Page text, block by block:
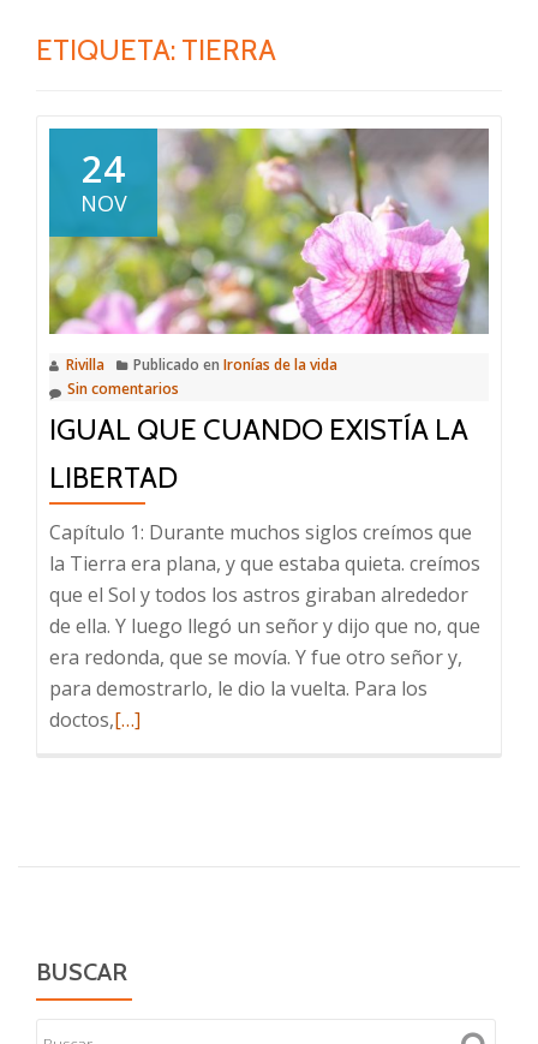
ETIQUETA: TIERRA
24
NOV
Rivilla Publicado en Ironías de la vida
Sin comentarios
IGUAL QUE CUANDO EXISTÍA LA
LIBERTAD
Capítulo 1: Durante muchos siglos creímos que
la Tierra era plana, y que estaba quieta. creímos
que el Sol y todos los astros giraban alrededor
de ella. Y luego llegó un señor y dijo que no, que
era redonda, que se movía. Y fue otro señor y,
para demostrarlo, le dio la vuelta. Para los
doctos,Leer
cuando
libertad
[…]
BUSCAR